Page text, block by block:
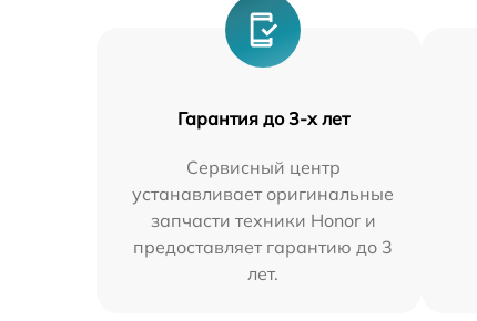
Гарантия до 3-х лет
Сервисный центр
устанавливает оригинальные
запчасти техники Honor и
предоставляет гарантию до 3
лет.